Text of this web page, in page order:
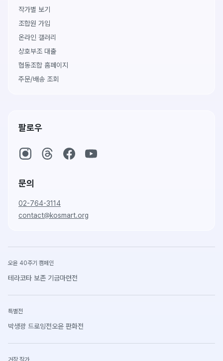
작가별 보기
조합원 가입
온라인 갤러리
상호부조 대출
협동조합 홈페이지
주문/배송 조회
팔로우
문의
02-764-3114
contact@kosmart.org
오윤 40주기 캠페인
테라코타 보존 기금마련전
특별전
박생광 드로잉전오윤 판화전
거장 작가